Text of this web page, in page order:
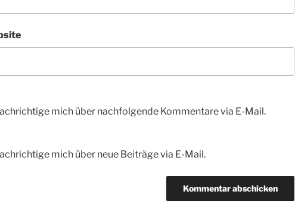
mich über nachfolgende Kommentare via E-Mail.
mich über neue Beiträge via E-Mail.